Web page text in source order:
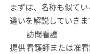
まずは、名称も似て
違いを解説していきま
訪問看護
提供看護師または准